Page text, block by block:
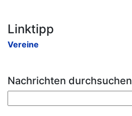
Linktipp
Vereine
Nachrichten durchsuchen